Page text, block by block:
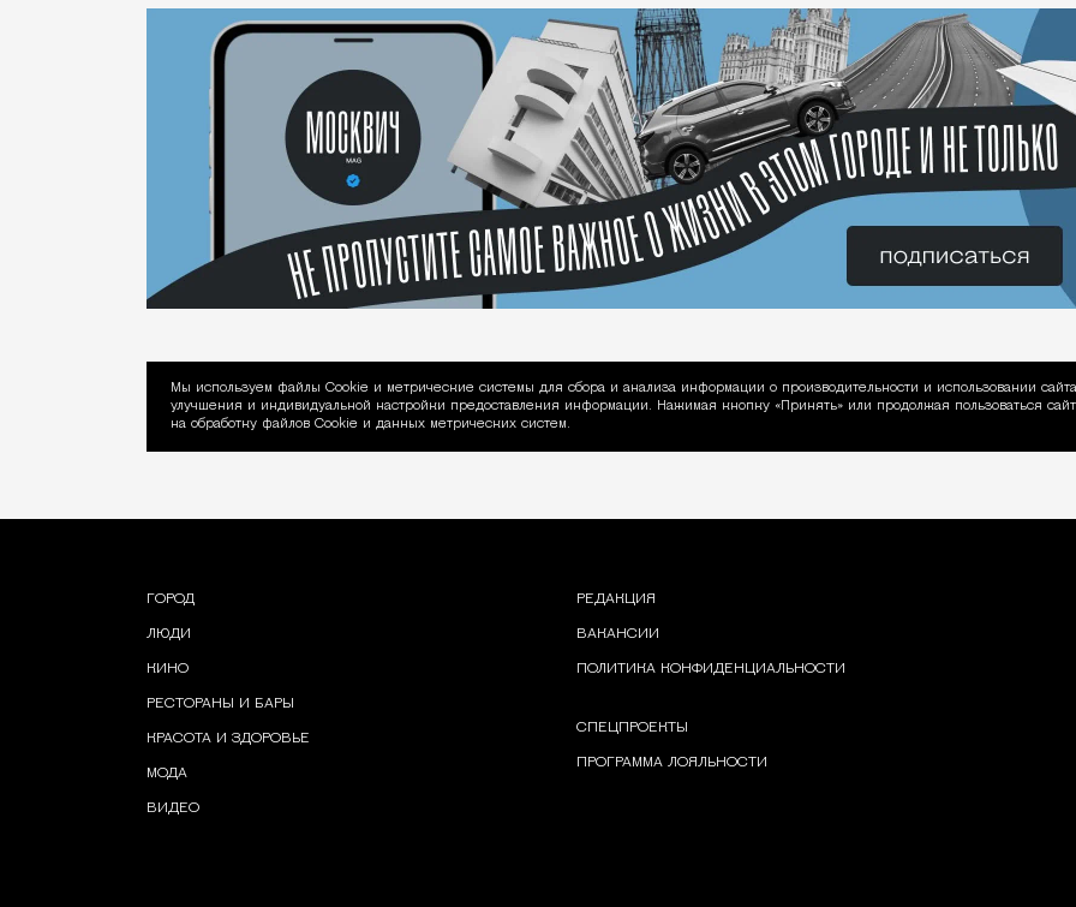
Уведомление об использовании Cookie
Мы используем файлы Сookie и метрические системы для сбора и анализа информации о производительности и использовании
улучшения и индивидуальной настройки предоставления информации. Нажимая кнопку «Принять» или продолжая пользоваться
на обработку файлов Cookie и данных метрических систем.
ГОРОД
ЛЮДИ
КИНО
РЕСТОРАНЫ И БАРЫ
КРАСОТА И ЗДОРОВЬЕ
МОДА
ВИДЕО
РЕДАКЦИЯ
ВАКАНСИИ
ПОЛИТИКА КОНФИДЕНЦИАЛЬНОСТИ
СПЕЦПРОЕКТЫ
ПРОГРАММА ЛОЯЛЬНОСТИ